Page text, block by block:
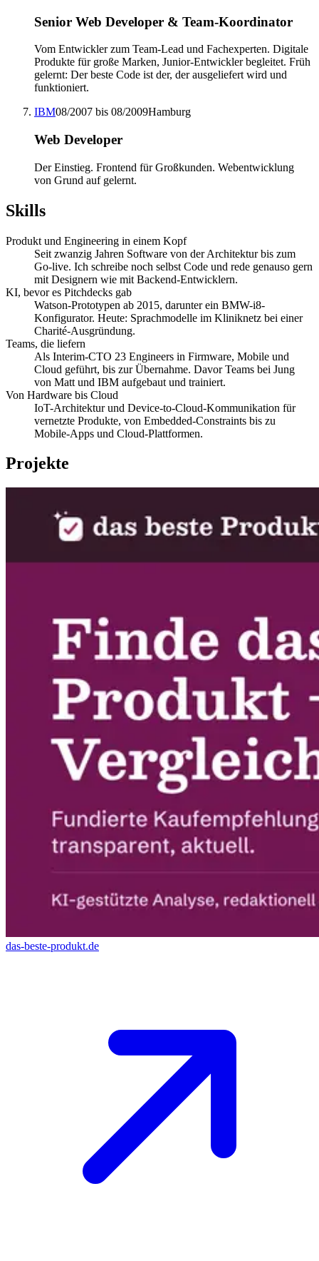
Senior Web Developer & Team-Koordinator
Vom Entwickler zum Team-Lead und Fachexperten. Digitale
Produkte für große Marken, Junior-Entwickler begleitet. Früh
gelernt: Der beste Code ist der, der ausgeliefert wird und
funktioniert.
IBM08/2007 bis 08/2009Hamburg
Web Developer
Der Einstieg. Frontend für Großkunden. Webentwicklung
von Grund auf gelernt.
Skills
Produkt und Engineering in einem Kopf
Seit zwanzig Jahren Software von der Architektur bis zum
Go-live. Ich schreibe noch selbst Code und rede genauso gern
mit Designern wie mit Backend-Entwicklern.
KI, bevor es Pitchdecks gab
Watson-Prototypen ab 2015, darunter ein BMW-i8-
Konfigurator. Heute: Sprachmodelle im Kliniknetz bei einer
Charité-Ausgründung.
Teams, die liefern
Als Interim-CTO 23 Engineers in Firmware, Mobile und
Cloud geführt, bis zur Übernahme. Davor Teams bei Jung
von Matt und IBM aufgebaut und trainiert.
Von Hardware bis Cloud
IoT-Architektur und Device-to-Cloud-Kommunikation für
vernetzte Produkte, von Embedded-Constraints bis zu
Mobile-Apps und Cloud-Plattformen.
Projekte
das-beste-produkt.de